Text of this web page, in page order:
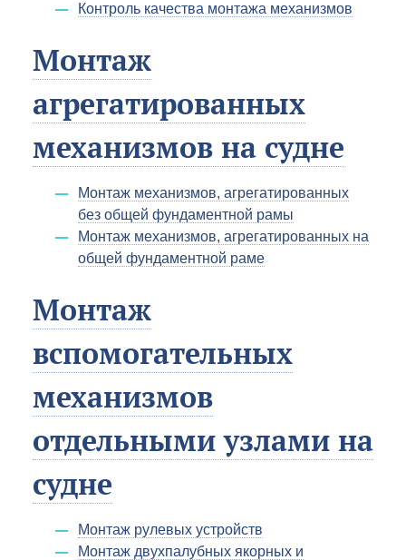
Контроль качества монтажа механизмов
Монтаж
агрегатированных
механизмов на судне
Монтаж механизмов, агрегатированных
без общей фундаментной рамы
Монтаж механизмов, агрегатированных на
общей фундаментной раме
Монтаж
вспомогательных
механизмов
отдельными узлами на
судне
Монтаж рулевых устройств
Монтаж двухпалубных якорных и